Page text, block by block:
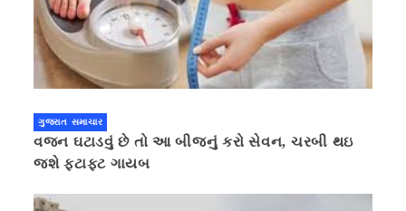
ગુજરાત સમાચાર
વજન ઘટાડવું છે તો આ બીજનું કરો સેવન, ચરબી થઇ
જશે ફટાફટ ગાયબ